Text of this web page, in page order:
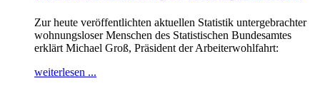
Zur heute veröffentlichten aktuellen Statistik untergebrachter
wohnungsloser Menschen des Statistischen Bundesamtes
erklärt Michael Groß, Präsident der Arbeiterwohlfahrt:
weiterlesen ...